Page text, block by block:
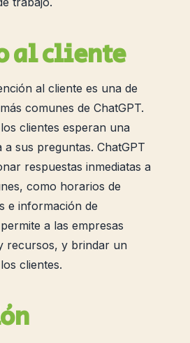
al cliente
al cliente es una de
comunes de ChatGPT.
clientes esperan una
a sus preguntas. ChatGPT
respuestas inmediatas a
como horarios de
e información de
a las empresas
recursos, y brindar un
clientes.